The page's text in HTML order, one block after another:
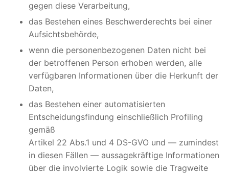
gegen diese Verarbeitung,
das Bestehen eines Beschwerderechts bei einer
Aufsichtsbehörde,
wenn die personenbezogenen Daten nicht bei
der betroffenen Person erhoben werden, alle
verfügbaren Informationen über die Herkunft der
Daten,
das Bestehen einer automatisierten
Entscheidungsfindung einschließlich Profiling
gemäß
Artikel 22 Abs.1 und 4 DS-GVO und — zumindest
in diesen Fällen — aussagekräftige Informationen
über die involvierte Logik sowie die Tragweite